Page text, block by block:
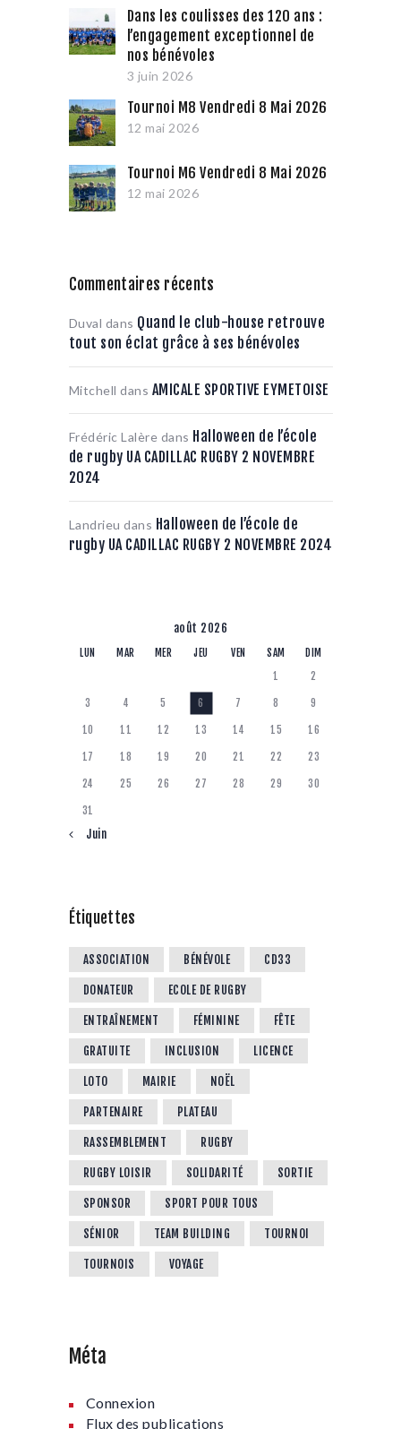
Dans les coulisses des 120 ans :
l’engagement exceptionnel de
nos bénévoles
3 juin 2026
Tournoi M8 Vendredi 8 Mai 2026
12 mai 2026
Tournoi M6 Vendredi 8 Mai 2026
12 mai 2026
Commentaires récents
Duval dans Quand le club-house retrouve
tout son éclat grâce à ses bénévoles
Mitchell dans AMICALE SPORTIVE EYMETOISE
Frédéric Lalère dans Halloween de l’école
de rugby UA CADILLAC RUGBY 2 NOVEMBRE
2024
Landrieu dans Halloween de l’école de
rugby UA CADILLAC RUGBY 2 NOVEMBRE 2024
août 2026
LUN MAR MER JEU VEN SAM
DIM
1
2
3 4 5 6 7 8 9
10 11 12 13 14 15 16
17 18 19 20 21 22 23
24 25 26 27 28 29 30
31
« Juin
Étiquettes
ASSOCIATION BÉNÉVOLE CD33
DONATEUR ECOLE DE RUGBY
ENTRAÎNEMENT FÉMININE FÊTE
GRATUITE INCLUSION LICENCE
LOTO MAIRIE NOËL
PARTENAIRE PLATEAU
RASSEMBLEMENT RUGBY
RUGBY LOISIR SOLIDARITÉ SORTIE
SPONSOR SPORT POUR TOUS
SÉNIOR TEAM BUILDING TOURNOI
TOURNOIS VOYAGE
Méta
Connexion
Flux des publications